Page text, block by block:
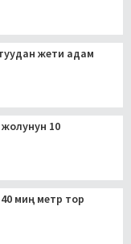
жети адам
10
миң метр тор